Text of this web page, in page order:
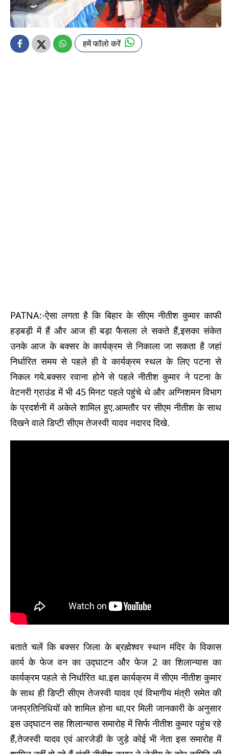
हमें फॉलो करें
PATNA:-ऐसा लगता है कि बिहार के सीएम नीतीश कुमार काफी
हड़बड़ी में हैं और आज ही बड़ा फैसला ले सकते हैं,इसका संकेत
उनके आज के बक्सर के कार्यक्रम से निकाला जा सकता है जहां
निर्धारित समय से पहले ही वे कार्यक्रम स्थल के लिए पटना से
निकल गये.बक्सर रवाना होने से पहले नीतीश कुमार ने पटना के
वेटनरी ग्राउंड में भी 45 मिनट पहले पहुंचे थे और अग्निशमन विभाग
के प्रदर्शनी में अकेले शामिल हुए.आमतौर पर सीएम नीतीश के साथ
दिखने वाले डिप्टी सीएम तेजस्वी यादव नदारद दिखे.
बताते चलें कि बक्सर जिला के ब्रह्मेश्वर स्थान मंदिर के विकास
कार्य के फेज वन का उद्घाटन और फेज 2 का शिलान्यास का
कार्यक्रम पहले से निर्धारित था.इस कार्यक्रम में सीएम नीतीश कुमार
के साथ ही डिप्टी सीएम तेजस्वी यादव एवं विभागीय मंत्री समेत की
जनप्रतिनिधियों को शामिल होना था,पर मिली जानकारी के अनुसार
इस उद्घाटन सह शिलान्यास समारोह में सिर्फ नीतीश कुमार पहुंच रहे
हैं,तेजस्वी यादव एवं आरजेडी के जुड़े कोई भी नेता इस समारोह में